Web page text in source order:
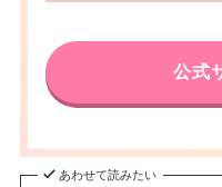
公式
あわせて読みたい